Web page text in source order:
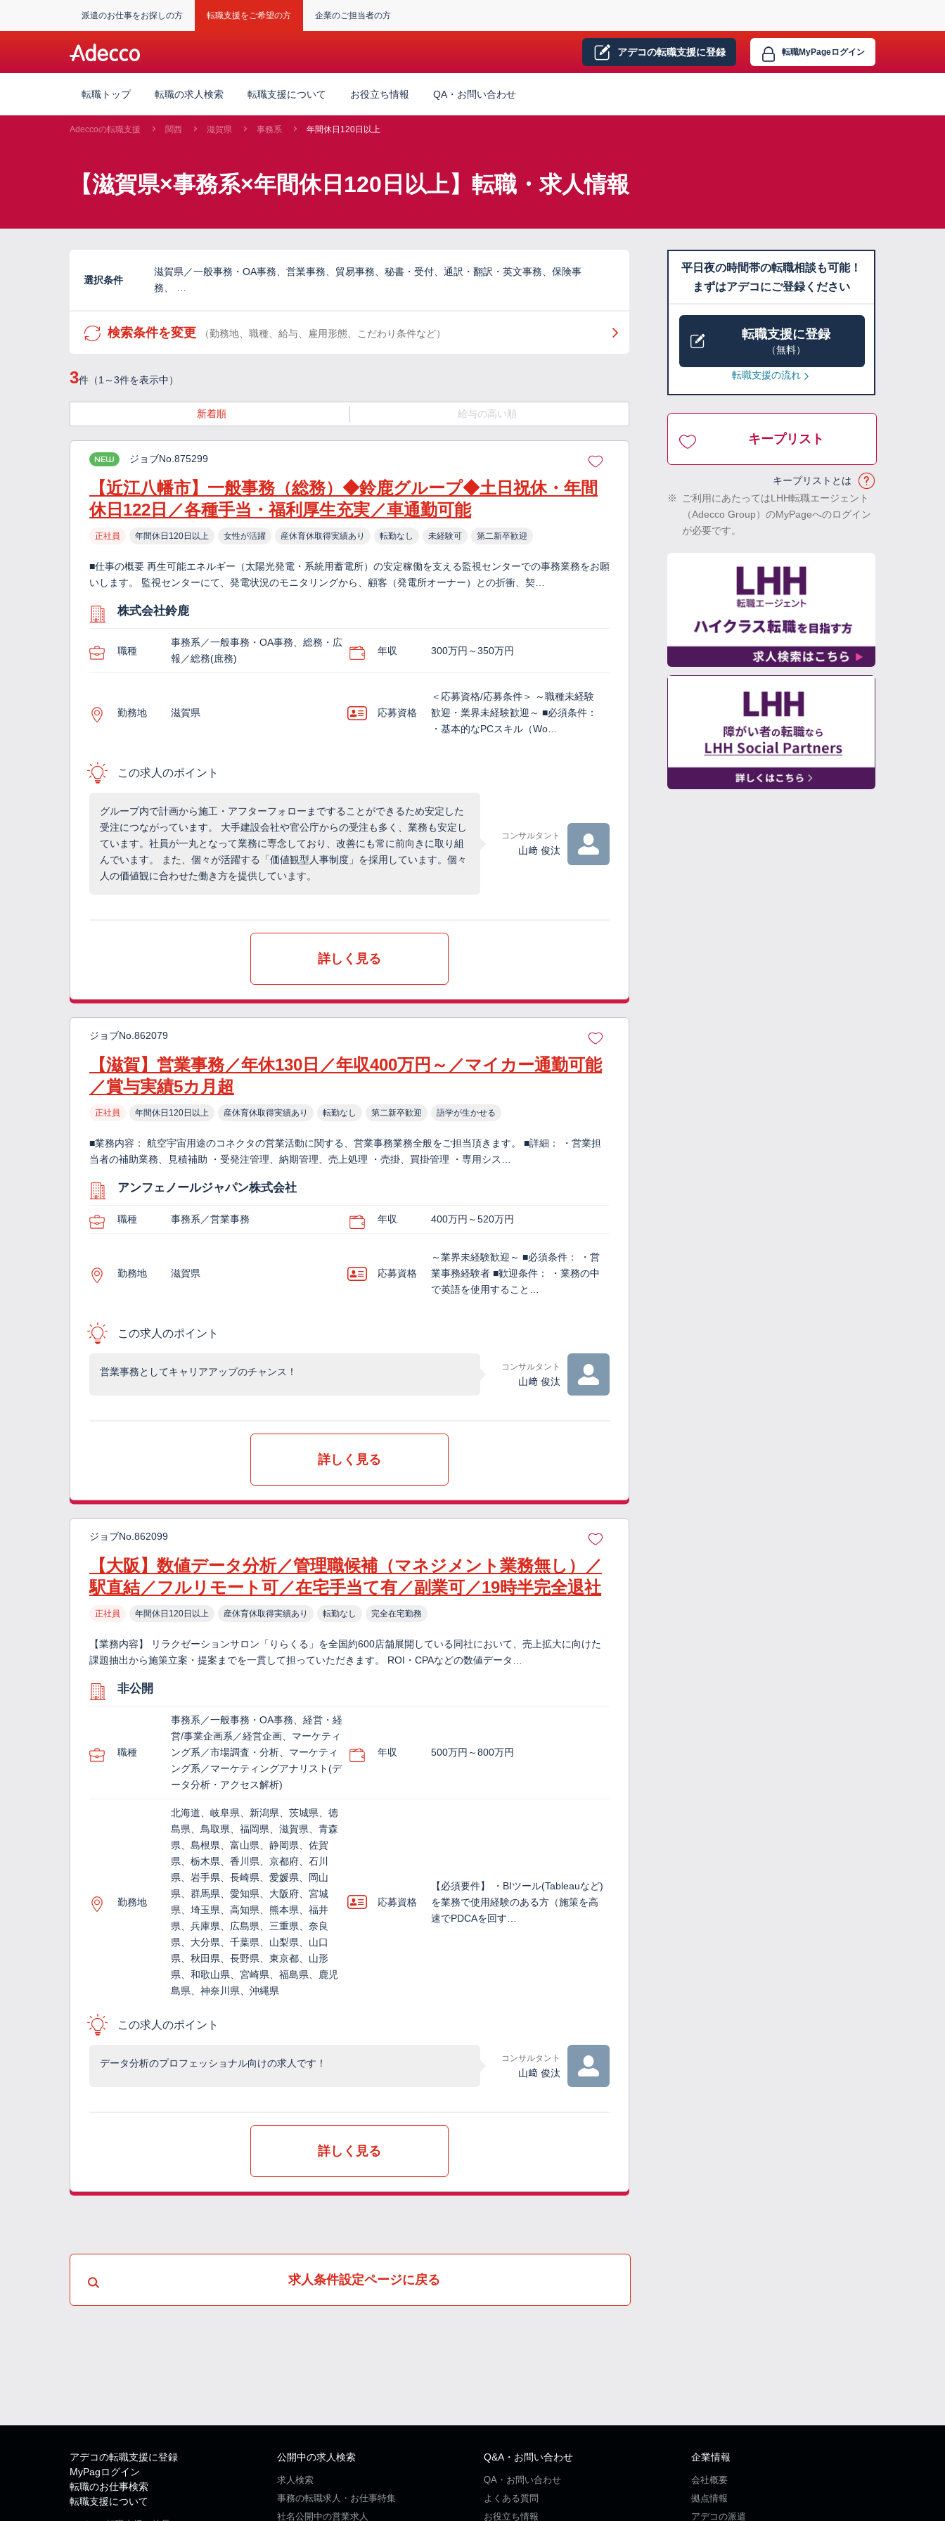
派遣のお仕事をお探しの方 転職支援をご希望の方 企業のご担当者の方
アデコの転職支援に登録 転職MyPageログイン
転職トップ 転職の求人検索 転職支援について お役立ち情報 QA・お問い合わせ
Adeccoの転職支援 関西 滋賀県 事務系 年間休日120日以上
【滋賀県×事務系×年間休日120日以上】転職・求人情報
選択条件
滋賀県／一般事務・OA事務、営業事務、貿易事務、秘書・受付、通訳・翻訳・英文事務、保険事
務、 …
検索条件を変更 （勤務地、職種、給与、雇用形態、こだわり条件など）
3件（1～3件を表示中）
新着順 給与の高い順
NEW ジョブNo.875299
【近江八幡市】一般事務（総務）◆鈴鹿グループ◆土日祝休・年間
休日122日／各種手当・福利厚生充実／車通勤可能
正社員 年間休日120日以上 女性が活躍 産休育休取得実績あり 転勤なし 未経験可 第二新卒歓迎
■仕事の概要 再生可能エネルギー（太陽光発電・系統用蓄電所）の安定稼働を支える監視センターでの事務業務をお願
いします。 監視センターにて、発電状況のモニタリングから、顧客（発電所オーナー）との折衝、契…
株式会社鈴鹿
職種
事務系／一般事務・OA事務、総務・広
報／総務(庶務)
年収 300万円～350万円
勤務地 滋賀県 応募資格
＜応募資格/応募条件＞ ～職種未経験
歓迎・業界未経験歓迎～ ■必須条件：
・基本的なPCスキル（Wo…
この求人のポイント
グループ内で計画から施工・アフターフォローまですることができるため安定した
受注につながっています。 大手建設会社や官公庁からの受注も多く、業務も安定し
ています。社員が一丸となって業務に専念しており、改善にも常に前向きに取り組
んでいます。 また、個々が活躍する「価値観型人事制度」を採用しています。個々
人の価値観に合わせた働き方を提供しています。
コンサルタント
山﨑 俊汰
詳しく見る
ジョブNo.862079
【滋賀】営業事務／年休130日／年収400万円～／マイカー通勤可能
／賞与実績5カ月超
正社員 年間休日120日以上 産休育休取得実績あり 転勤なし 第二新卒歓迎 語学が生かせる
■業務内容： 航空宇宙用途のコネクタの営業活動に関する、営業事務業務全般をご担当頂きます。 ■詳細： ・営業担
当者の補助業務、見積補助 ・受発注管理、納期管理、売上処理 ・売掛、買掛管理 ・専用シス…
アンフェノールジャパン株式会社
職種 事務系／営業事務 年収 400万円～520万円
勤務地 滋賀県 応募資格
～業界未経験歓迎～ ■必須条件： ・営
業事務経験者 ■歓迎条件： ・業務の中
で英語を使用すること…
この求人のポイント
営業事務としてキャリアアップのチャンス！ コンサルタント
山﨑 俊汰
詳しく見る
ジョブNo.862099
【大阪】数値データ分析／管理職候補（マネジメント業務無し）／
駅直結／フルリモート可／在宅手当て有／副業可／19時半完全退社
正社員 年間休日120日以上 産休育休取得実績あり 転勤なし 完全在宅勤務
【業務内容】 リラクゼーションサロン「りらくる」を全国約600店舗展開している同社において、売上拡大に向けた
課題抽出から施策立案・提案までを一貫して担っていただきます。 ROI・CPAなどの数値データ…
非公開
職種
事務系／一般事務・OA事務、経営・経
営/事業企画系／経営企画、マーケティ
ング系／市場調査・分析、マーケティ
ング系／マーケティングアナリスト(デ
ータ分析・アクセス解析)
年収 500万円～800万円
勤務地
北海道、岐阜県、新潟県、茨城県、徳
島県、鳥取県、福岡県、滋賀県、青森
県、島根県、富山県、静岡県、佐賀
県、栃木県、香川県、京都府、石川
県、岩手県、長崎県、愛媛県、岡山
県、群馬県、愛知県、大阪府、宮城
県、埼玉県、高知県、熊本県、福井
県、兵庫県、広島県、三重県、奈良
県、大分県、千葉県、山梨県、山口
県、秋田県、長野県、東京都、山形
県、和歌山県、宮崎県、福島県、鹿児
島県、神奈川県、沖縄県
応募資格
【必須要件】 ・BIツール(Tableauなど)
を業務で使⽤経験のある方（施策を高
速でPDCAを回す…
この求人のポイント
データ分析のプロフェッショナル向けの求人です！ コンサルタント
山﨑 俊汰
詳しく見る
求人条件設定ページに戻る
平日夜の時間帯の転職相談も可能！
まずはアデコにご登録ください
転職支援に登録
（無料）
転職支援の流れ
キープリスト
キープリストとは
※
ご利用にあたってはLHH転職エージェント
（Adecco Group）のMyPageへのログイン
が必要です。
アデコの転職支援に登録
MyPagログイン
転職のお仕事検索
転職支援について
公開中の求人検索
求人検索
事務の転職求人・お仕事特集
社名公開中の営業求人
Q&A・お問い合わせ
QA・お問い合わせ
よくある質問
お役立ち情報
企業情報
会社概要
拠点情報
アデコの派遣